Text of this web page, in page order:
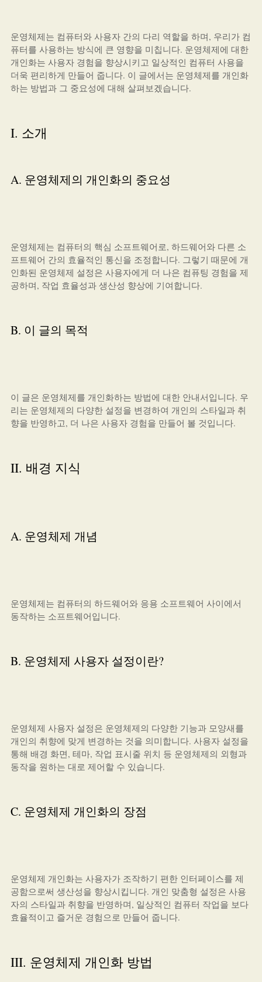
운영체제는 컴퓨터와 사용자 간의 다리 역할을 하며, 우리가 컴
퓨터를 사용하는 방식에 큰 영향을 미칩니다. 운영체제에 대한
개인화는 사용자 경험을 향상시키고 일상적인 컴퓨터 사용을
더욱 편리하게 만들어 줍니다. 이 글에서는 운영체제를 개인화
하는 방법과 그 중요성에 대해 살펴보겠습니다.
I. 소개
A. 운영체제의 개인화의 중요성
운영체제는 컴퓨터의 핵심 소프트웨어로, 하드웨어와 다른 소
프트웨어 간의 효율적인 통신을 조정합니다. 그렇기 때문에 개
인화된 운영체제 설정은 사용자에게 더 나은 컴퓨팅 경험을 제
공하며, 작업 효율성과 생산성 향상에 기여합니다.
B. 이 글의 목적
이 글은 운영체제를 개인화하는 방법에 대한 안내서입니다. 우
리는 운영체제의 다양한 설정을 변경하여 개인의 스타일과 취
향을 반영하고, 더 나은 사용자 경험을 만들어 볼 것입니다.
II. 배경 지식
A. 운영체제 개념
운영체제는 컴퓨터의 하드웨어와 응용 소프트웨어 사이에서
동작하는 소프트웨어입니다.
B. 운영체제 사용자 설정이란?
운영체제 사용자 설정은 운영체제의 다양한 기능과 모양새를
개인의 취향에 맞게 변경하는 것을 의미합니다. 사용자 설정을
통해 배경 화면, 테마, 작업 표시줄 위치 등 운영체제의 외형과
동작을 원하는 대로 제어할 수 있습니다.
C. 운영체제 개인화의 장점
운영체제 개인화는 사용자가 조작하기 편한 인터페이스를 제
공함으로써 생산성을 향상시킵니다. 개인 맞춤형 설정은 사용
자의 스타일과 취향을 반영하며, 일상적인 컴퓨터 작업을 보다
효율적이고 즐거운 경험으로 만들어 줍니다.
III. 운영체제 개인화 방법